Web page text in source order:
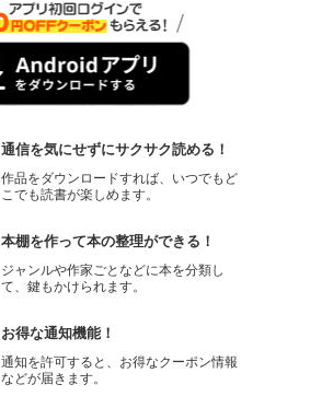
通信を気にせずにサクサク読める！
作品をダウンロードすれば、いつでもど
こでも読書が楽しめます。
本棚を作って本の整理ができる！
ジャンルや作家ごとなどに本を分類し
て、鍵もかけられます。
お得な通知機能！
通知を許可すると、お得なクーポン情報
などが届きます。